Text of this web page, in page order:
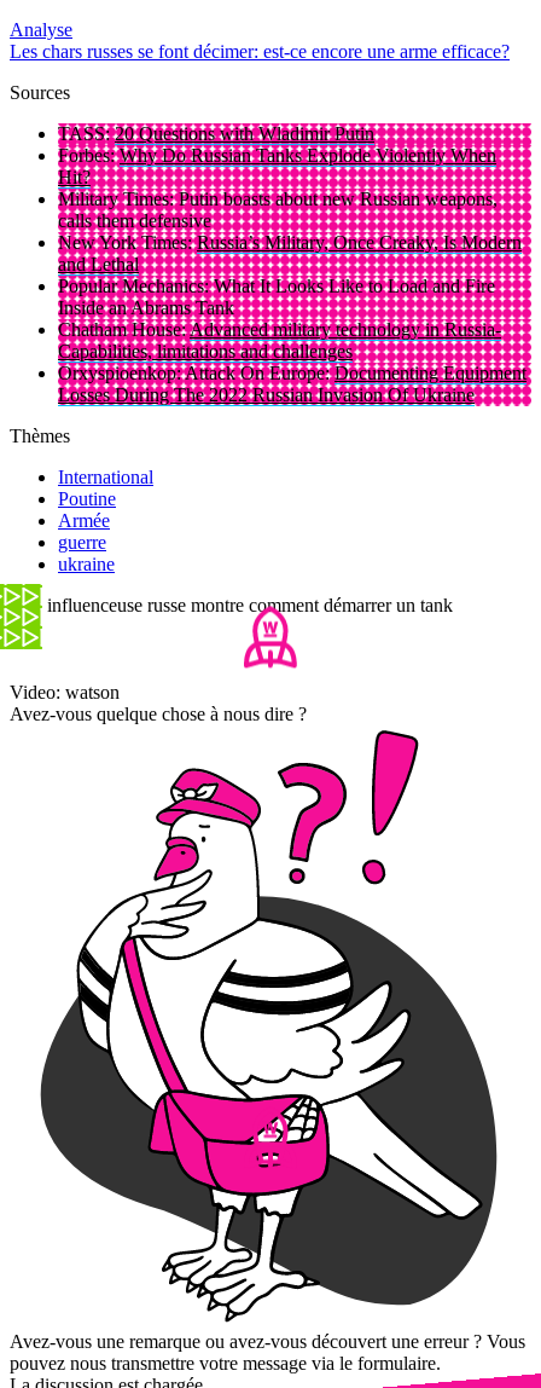
Analyse
Les chars russes se font décimer: est-ce encore une arme efficace?
Sources
TASS:20 Questions with Wladimir Putin
Forbes:Why Do Russian Tanks Explode Violently When
Hit?
Military Times:Putin boasts about new Russian weapons,
calls them defensive
New York Times:Russia’s Military, Once Creaky, Is Modern
and Lethal
Popular Mechanics:What It Looks Like to Load and Fire
Inside an Abrams Tank
Chatham House:Advanced military technology in Russia-
Capabilities, limitations and challenges
Orxyspioenkop: Attack On Europe:Documenting Equipment
Losses During The 2022 Russian Invasion Of Ukraine
Thèmes
International
Poutine
Armée
guerre
ukraine
Une influenceuse russe montre comment démarrer un tank
Video: watson
Avez-vous quelque chose à nous dire ?
Avez-vous une remarque ou avez-vous découvert une erreur ? Vous
pouvez nous transmettre votre message via le formulaire.